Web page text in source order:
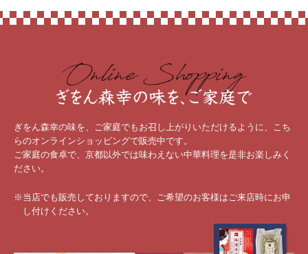
ぎをん森幸の味を、ご家庭でもお召し上がりいただけるように、こち
らのオンラインショッピングで販売中です。
ご家庭の食卓で、京都以外では味わえない中華料理を是非お楽しみく
ださい。
※当店でも販売しておりますので、ご希望のお客様はご来店時にお申
し付けください。